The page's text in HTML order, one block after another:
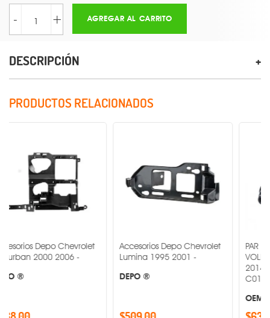
- + AGREGAR AL CARRITO
DESCRIPCIÓN
PRODUCTOS RELACIONADOS
Chevrolet
2006 -
Accesorios Depo Chevrolet
Lumina 1995 2001 -
PAR DE FARO DE
VOLKSWAGEN
2014 MR1-PAR-
C0110015B3 -